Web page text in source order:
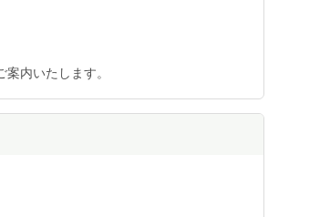
内いたします。